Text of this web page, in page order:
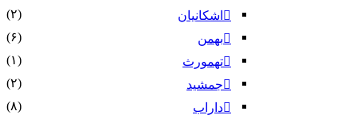
اشکانیان
(۲)
بهمن
(۶)
تهمورث
(۱)
جمشید
(۲)
داراب
(۸)